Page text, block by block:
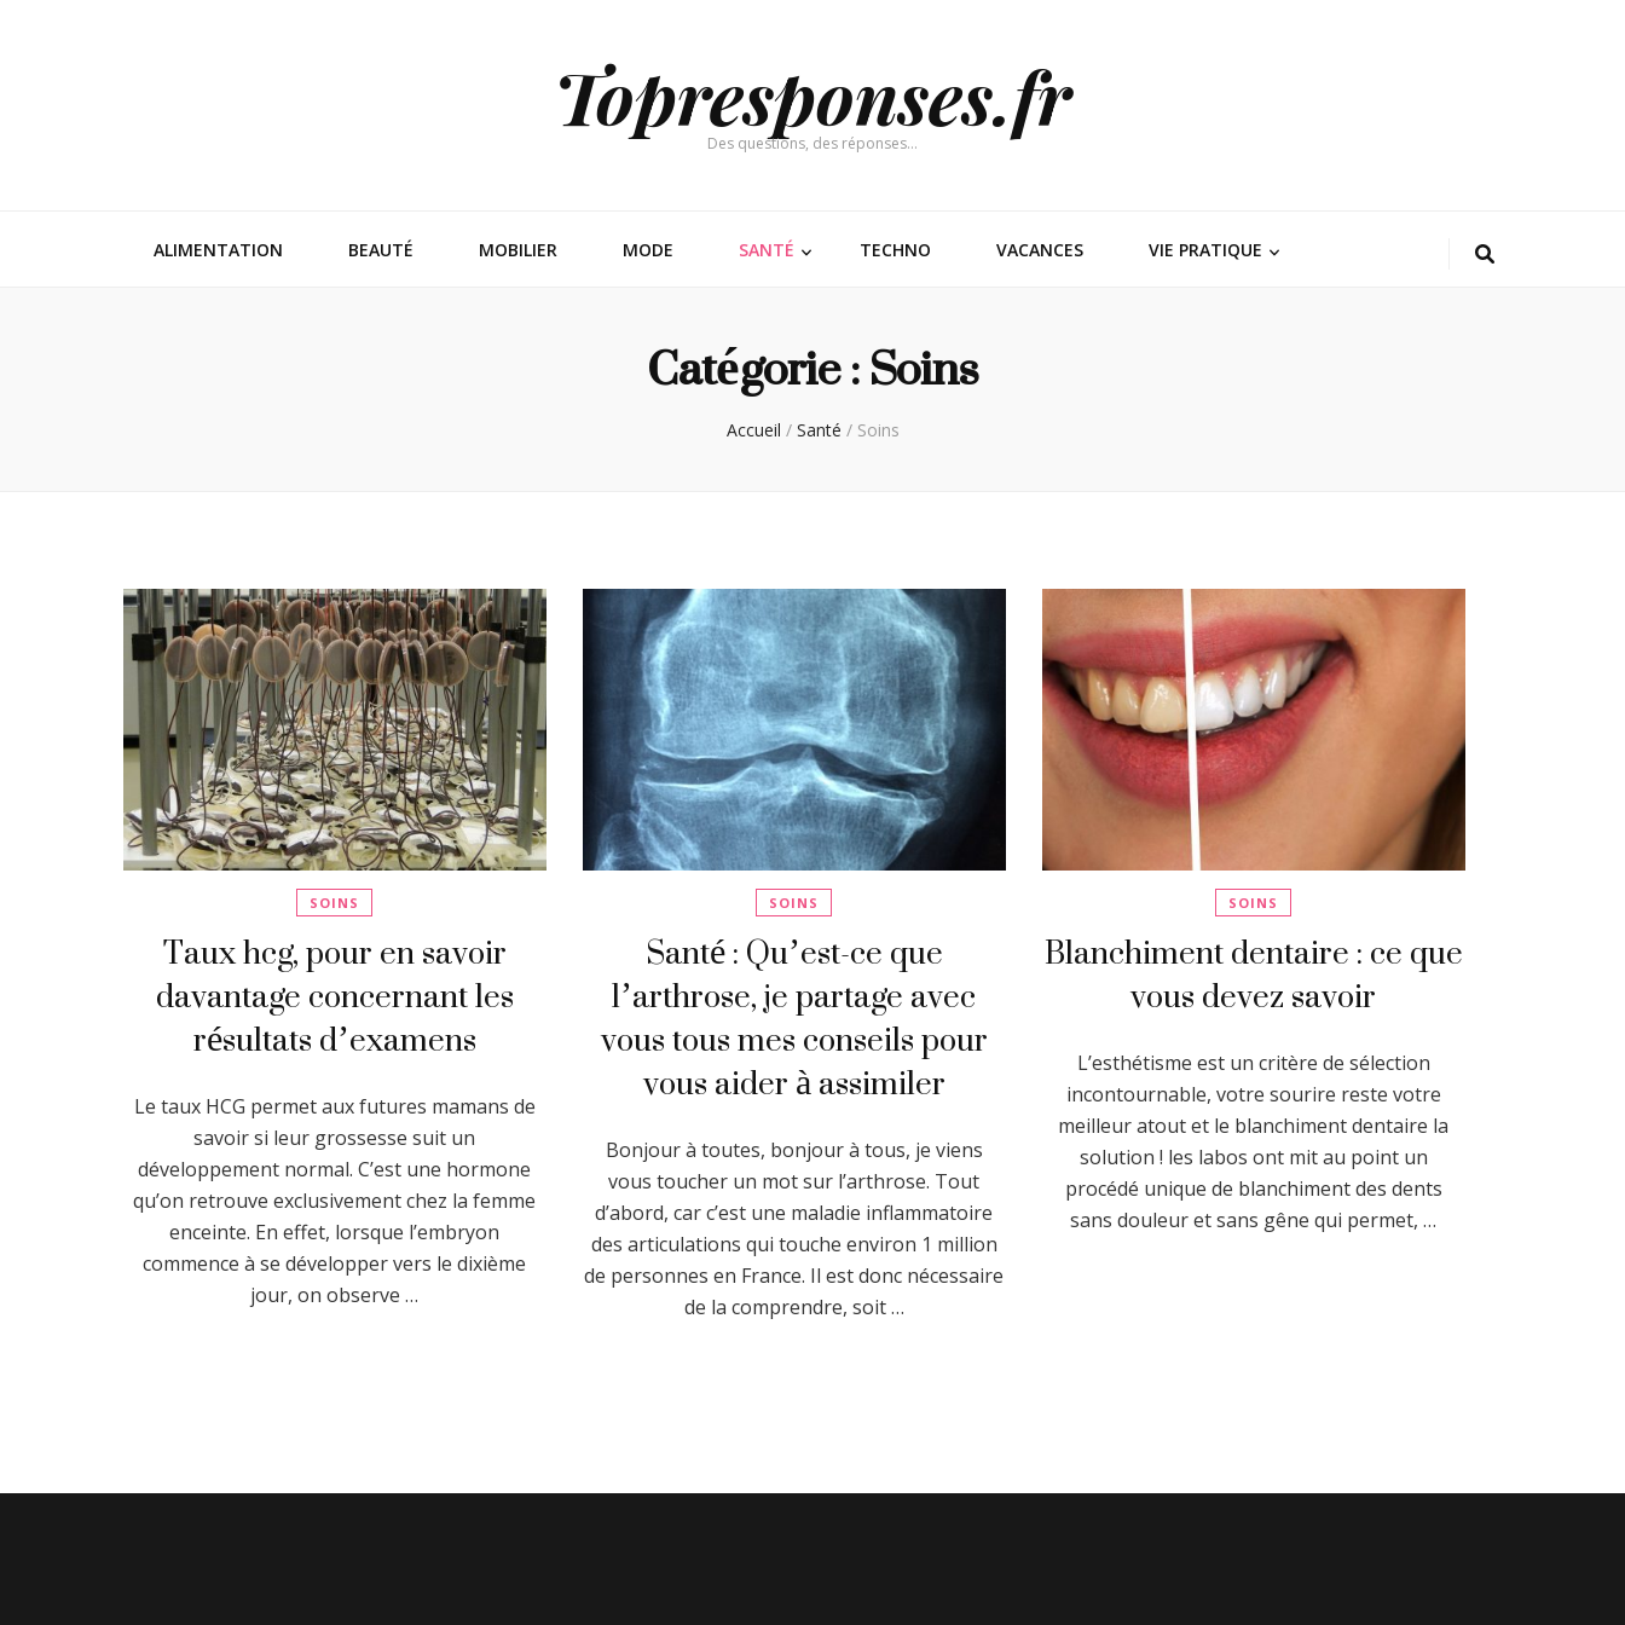
Topresponses.fr
Des questions, des réponses…
ALIMENTATION BEAUTÉ MOBILIER MODE SANTÉ TECHNO VACANCES VIE PRATIQUE
Catégorie :Soins
Accueil / Santé / Soins
SOINS
Taux hcg, pour en savoir
davantage concernant les
résultats d’examens
Le taux HCG permet aux futures mamans de
savoir si leur grossesse suit un
développement normal. C’est une hormone
qu’on retrouve exclusivement chez la femme
enceinte. En effet, lorsque l’embryon
commence à se développer vers le dixième
jour, on observe …
SOINS
Santé : Qu’est-ce que
l’arthrose, je partage avec
vous tous mes conseils pour
vous aider à assimiler
Bonjour à toutes, bonjour à tous, je viens
vous toucher un mot sur l’arthrose. Tout
d’abord, car c’est une maladie inflammatoire
des articulations qui touche environ 1 million
de personnes en France. Il est donc nécessaire
de la comprendre, soit …
SOINS
Blanchiment dentaire : ce que
vous devez savoir
L’esthétisme est un critère de sélection
incontournable, votre sourire reste votre
meilleur atout et le blanchiment dentaire la
solution ! les labos ont mit au point un
procédé unique de blanchiment des dents
sans douleur et sans gêne qui permet, …